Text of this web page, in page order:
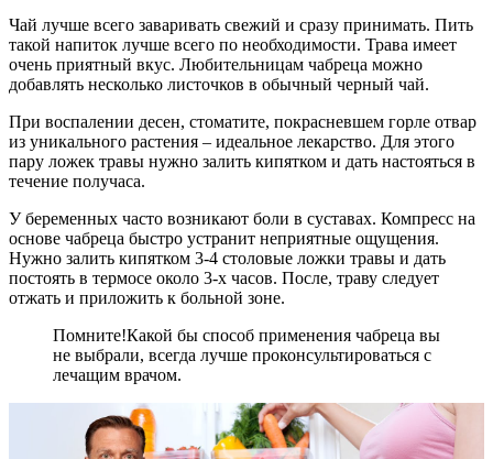
Чай лучше всего заваривать свежий и сразу принимать. Пить
такой напиток лучше всего по необходимости. Трава имеет
очень приятный вкус. Любительницам чабреца можно
добавлять несколько листочков в обычный черный чай.
При воспалении десен, стоматите, покрасневшем горле отвар
из уникального растения – идеальное лекарство. Для этого
пару ложек травы нужно залить кипятком и дать настояться в
течение получаса.
У беременных часто возникают боли в суставах. Компресс на
основе чабреца быстро устранит неприятные ощущения.
Нужно залить кипятком 3-4 столовые ложки травы и дать
постоять в термосе около 3-х часов. После, траву следует
отжать и приложить к больной зоне.
Помните!Какой бы способ применения чабреца вы
не выбрали, всегда лучше проконсультироваться с
лечащим врачом.